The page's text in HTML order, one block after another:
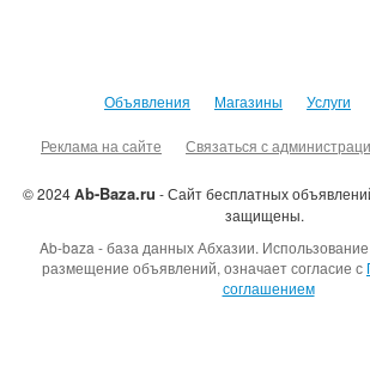
Объявления Магазины Услуги
Реклама на сайте Связаться с
© 2024Ab-Baza.ru - Сайт бесплатных
защищены.
Ab-baza - база данных Абхазии.
размещение объявлений, означает согласие с
соглашением